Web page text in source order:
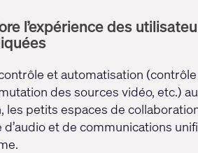
l’expérience des
et automatisation
des sources vidéo, etc.)
les petits espaces de
d’audio et de communications